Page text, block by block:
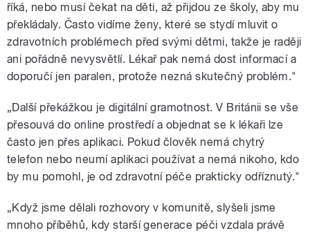
říká, nebo musí čekat na děti, až přijdou ze školy, aby mu
překládaly. Často vidíme ženy, které se stydí mluvit o
zdravotních problémech před svými dětmi, takže je raději
ani pořádně nevysvětlí. Lékař pak nemá dost informací a
doporučí jen paralen, protože nezná skutečný problém."
„Další překážkou je digitální gramotnost. V Británii se vše
přesouvá do online prostředí a objednat se k lékaři lze
často jen přes aplikaci. Pokud člověk nemá chytrý
telefon nebo neumí aplikaci používat a nemá nikoho, kdo
by mu pomohl, je od zdravotní péče prakticky odříznutý."
„Když jsme dělali rozhovory v komunitě, slyšeli jsme
mnoho příběhů, kdy starší generace péči vzdala právě